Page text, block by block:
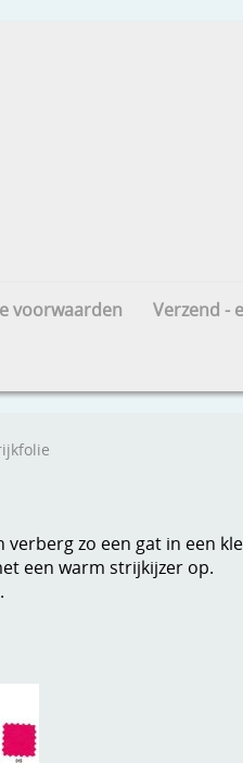
voorwaarden Verzend -
zo een gat in een
een warm strijkijzer op.